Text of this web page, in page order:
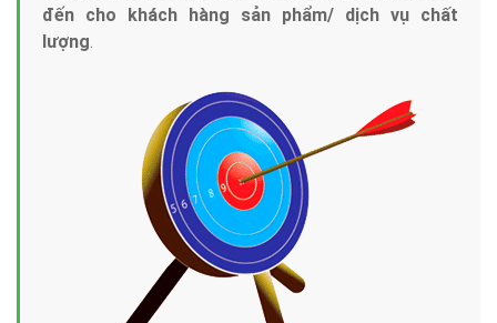
đến cho khách hàng sản phẩm/ dịch vụ chất
lượng.